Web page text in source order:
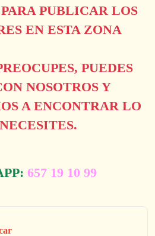
PUBLICAR LOS
EN ESTA ZONA
PUEDES
NOSOTROS Y
A ENCONTRAR LO
657 19 10 99